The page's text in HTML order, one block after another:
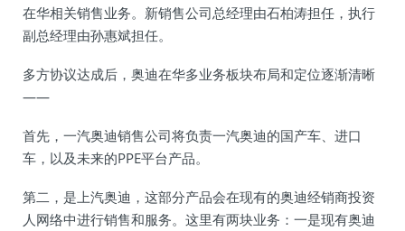
在华相关销售业务。新销售公司总经理由石柏涛担任，执行
副总经理由孙惠斌担任。
多方协议达成后，奥迪在华多业务板块布局和定位逐渐清晰
——
首先，一汽奥迪销售公司将负责一汽奥迪的国产车、进口
车，以及未来的PPE平台产品。
第二，是上汽奥迪，这部分产品会在现有的奥迪经销商投资
人网络中进行销售和服务。这里有两块业务：一是现有奥迪